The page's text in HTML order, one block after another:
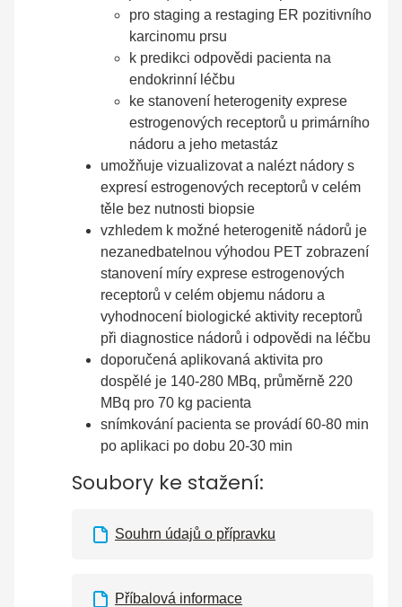
pro staging a restaging ER pozitivního
karcinomu prsu
k predikci odpovědi pacienta na
endokrinní léčbu
ke stanovení heterogenity exprese
estrogenových receptorů u primárního
nádoru a jeho metastáz
umožňuje vizualizovat a nalézt nádory s
expresí estrogenových receptorů v celém
těle bez nutnosti biopsie
vzhledem k možné heterogenitě nádorů je
nezanedbatelnou výhodou PET zobrazení
stanovení míry exprese estrogenových
receptorů v celém objemu nádoru a
vyhodnocení biologické aktivity receptorů
při diagnostice nádorů i odpovědi na léčbu
doporučená aplikovaná aktivita pro
dospělé je 140-280 MBq, průměrně 220
MBq pro 70 kg pacienta
snímkování pacienta se provádí 60-80 min
po aplikaci po dobu 20-30 min
Soubory ke stažení:
Souhrn údajů o přípravku
Příbalová informace